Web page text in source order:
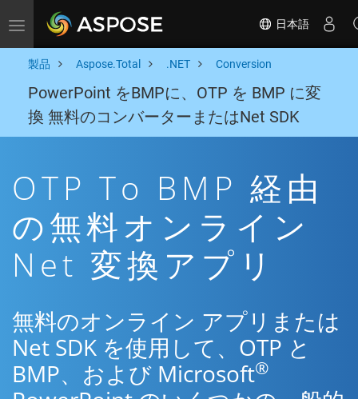
Toggle navigation 日本語
製品 Aspose.Total .NET Conversion
PowerPoint をBMPに、OTP を BMP に変
換 無料のコンバーターまたはNet SDK
OTP To BMP 経由
の無料オンライン
Net 変換アプリ
無料のオンライン アプリまたは
Net SDK を使用して、OTP と
BMP、および Microsoft®